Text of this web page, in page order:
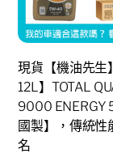
現貨【機油先生
12L】TOTAL
9000 ENERGY
國製】，傳統性
名